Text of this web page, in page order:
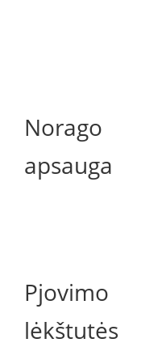
Norago
apsauga
Pjovimo
lėkštutės